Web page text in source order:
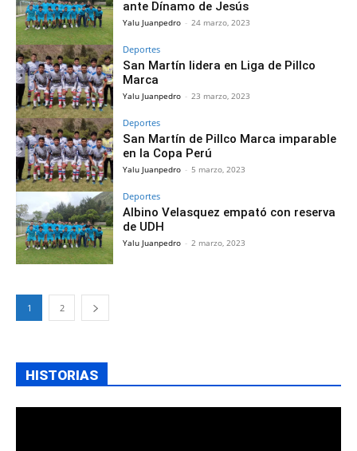
ante Dínamo de Jesús
Yalu Juanpedro - 24 marzo, 2023
Deportes
San Martín lidera en Liga de Pillco
Marca
Yalu Juanpedro - 23 marzo, 2023
Deportes
San Martín de Pillco Marca imparable
en la Copa Perú
Yalu Juanpedro - 5 marzo, 2023
Deportes
Albino Velasquez empató con reserva
de UDH
Yalu Juanpedro - 2 marzo, 2023
1 2
HISTORIAS